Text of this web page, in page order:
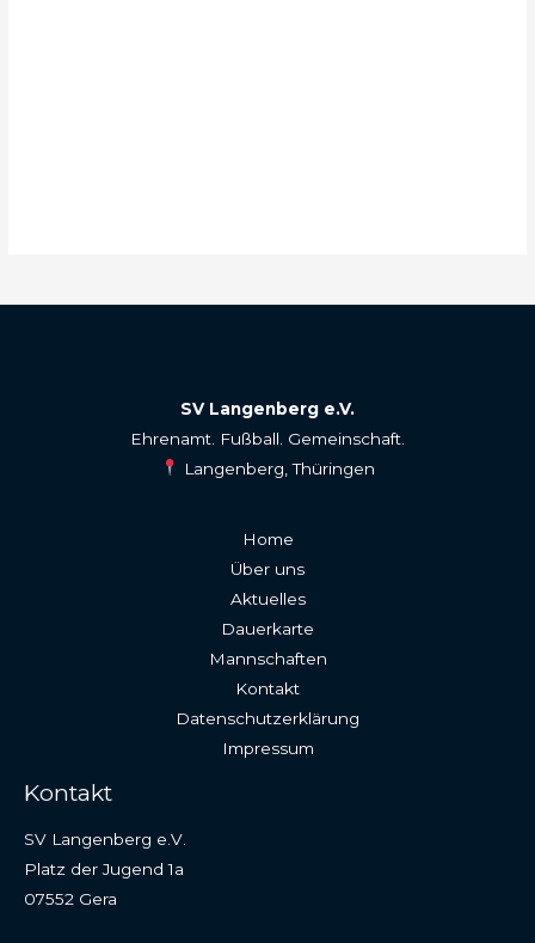
SV Langenberg e.V.
Ehrenamt. Fußball. Gemeinschaft.
Langenberg, Thüringen
Home
Über uns
Aktuelles
Dauerkarte
Mannschaften
Kontakt
Datenschutzerklärung
Impressum
Kontakt
SV Langenberg e.V.
Platz der Jugend 1a
07552 Gera